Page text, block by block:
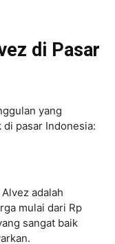
di Pasar
yang
pasar Indonesia:
adalah
mulai dari Rp
sangat baik